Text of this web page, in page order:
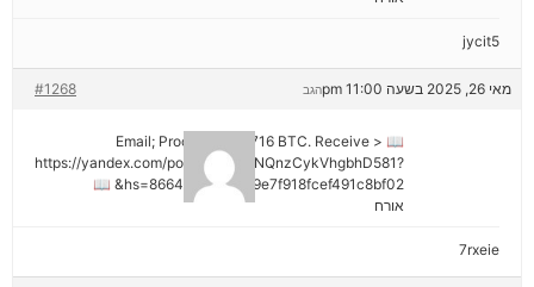
jycit5
מאי 26, 2025 בשעה 11:00 pm #1268 הגב
📖 Email; Process 1.913716 BTC. Receive >
https://yandex.com/poll/DCTzwgNQnzCykVhgbhD581?
hs=8664c520642b9e7f918fcef491c8bf02& 📖
אורח
7rxeie